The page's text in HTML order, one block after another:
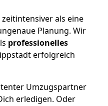
als eine
Planung. Wir
professionelles
erfolgreich
Umzugspartner
erledigen. Oder